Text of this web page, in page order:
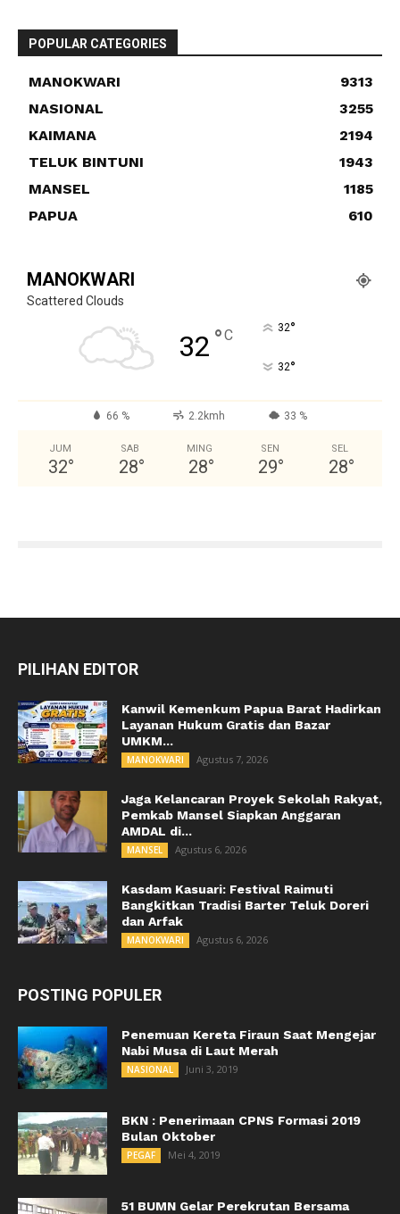
POPULAR CATEGORIES
MANOKWARI
9313
NASIONAL
3255
KAIMANA
2194
TELUK BINTUNI
1943
MANSEL
1185
PAPUA
610
MANOKWARI
Scattered Clouds
32 °C 32°
32°
66 % 2.2kmh 33 %
JUM
32°
SAB
28°
MING
28°
SEN
29°
SEL
28°
PILIHAN EDITOR
Kanwil Kemenkum Papua Barat Hadirkan
Layanan Hukum Gratis dan Bazar
UMKM...
MANOKWARI Agustus 7, 2026
Jaga Kelancaran Proyek Sekolah Rakyat,
Pemkab Mansel Siapkan Anggaran
AMDAL di...
MANSEL Agustus 6, 2026
Kasdam Kasuari: Festival Raimuti
Bangkitkan Tradisi Barter Teluk Doreri
dan Arfak
MANOKWARI Agustus 6, 2026
POSTING POPULER
Penemuan Kereta Firaun Saat Mengejar
Nabi Musa di Laut Merah
NASIONAL Juni 3, 2019
BKN : Penerimaan CPNS Formasi 2019
Bulan Oktober
PEGAF Mei 4, 2019
51 BUMN Gelar Perekrutan Bersama